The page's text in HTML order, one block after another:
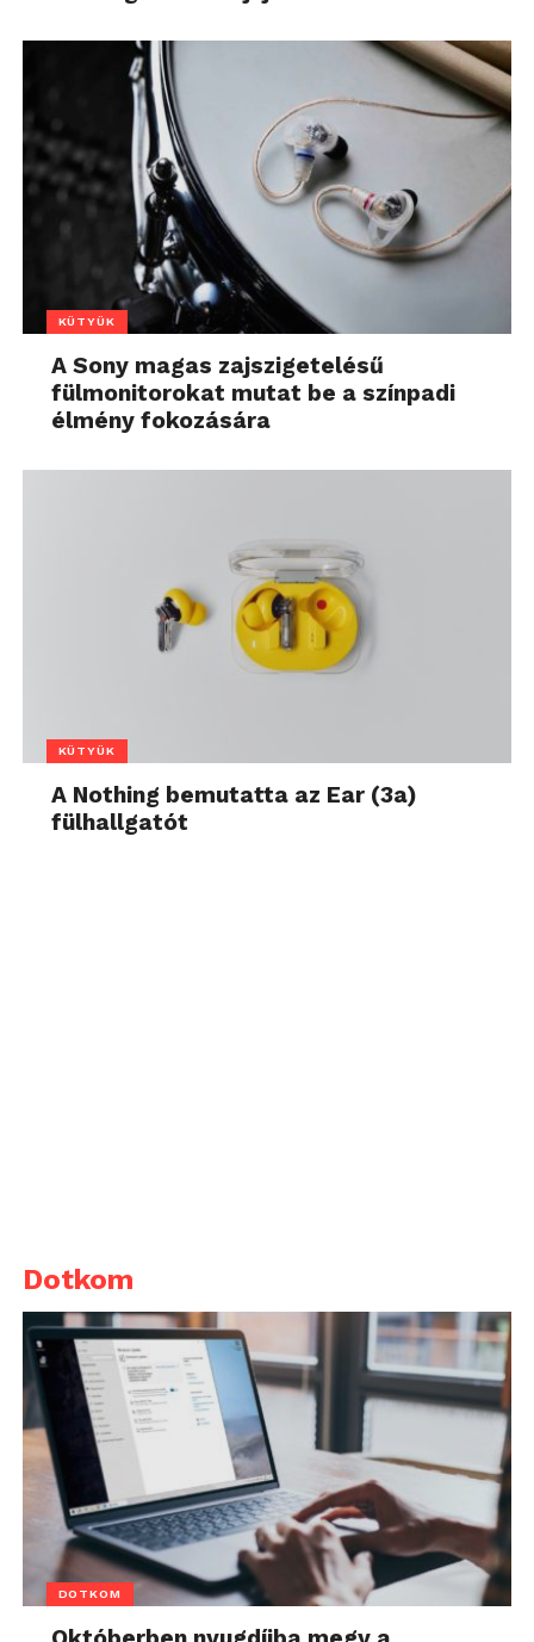
KÜTYÜK
A Sony magas zajszigetelésű
fülmonitorokat mutat be a színpadi
élmény fokozására
KÜTYÜK
A Nothing bemutatta az Ear (3a)
fülhallgatót
Dotkom
DOTKOM